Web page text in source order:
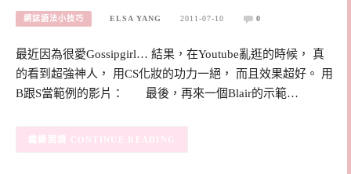
網誌語法小技巧 ELSA YANG 2011-07-10 0
最近因為很愛Gossipgirl… 結果，在Youtube亂逛的時候， 真
的看到超強神人， 用CS化妝的功力一絕， 而且效果超好。 用
B跟S當範例的影片： 最後，再來一個Blair的示範…
CONTINUE READING